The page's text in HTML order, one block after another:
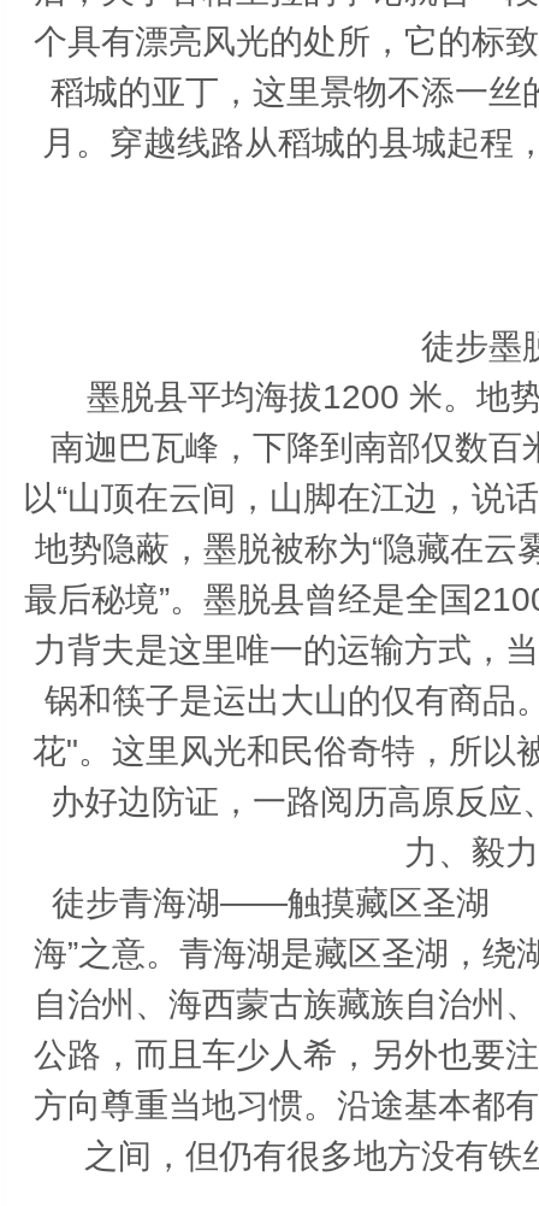
个具有漂亮风光的处所，它的标
稻城的亚丁，这里景物不添一
月。穿越线路从稻城的县城起程
徒步
墨脱县平均海拔1200 米。地势
南迦巴瓦峰，下降到南部仅数
以“山顶在云间，山脚在江边，说
地势隐蔽，墨脱被称为“隐藏在云
最后秘境”。墨脱县曾经是全国
力背夫是这里唯一的运输方式，
锅和筷子是运出大山的仅有商品
花"。这里风光和民俗奇特，所以
办好边防证，一路阅历高原反
力、毅
徒步青海湖——触摸藏区圣湖
海”之意。青海湖是藏区圣湖，
自治州、海西蒙古族藏族自治州
公路，而且车少人希，另外也要
方向尊重当地习惯。沿途基本都
之间，但仍有很多地方没有